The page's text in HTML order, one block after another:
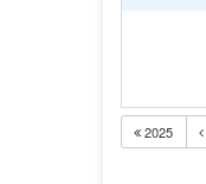
2025